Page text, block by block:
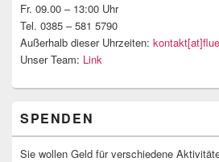
Fr. 09.00 – 13:00 Uhr
Tel. 0385 – 581 5790
Außerhalb dieser Uhrzeiten:
Unser Team: Link
SPENDEN
Sie wollen Geld für verschiedene